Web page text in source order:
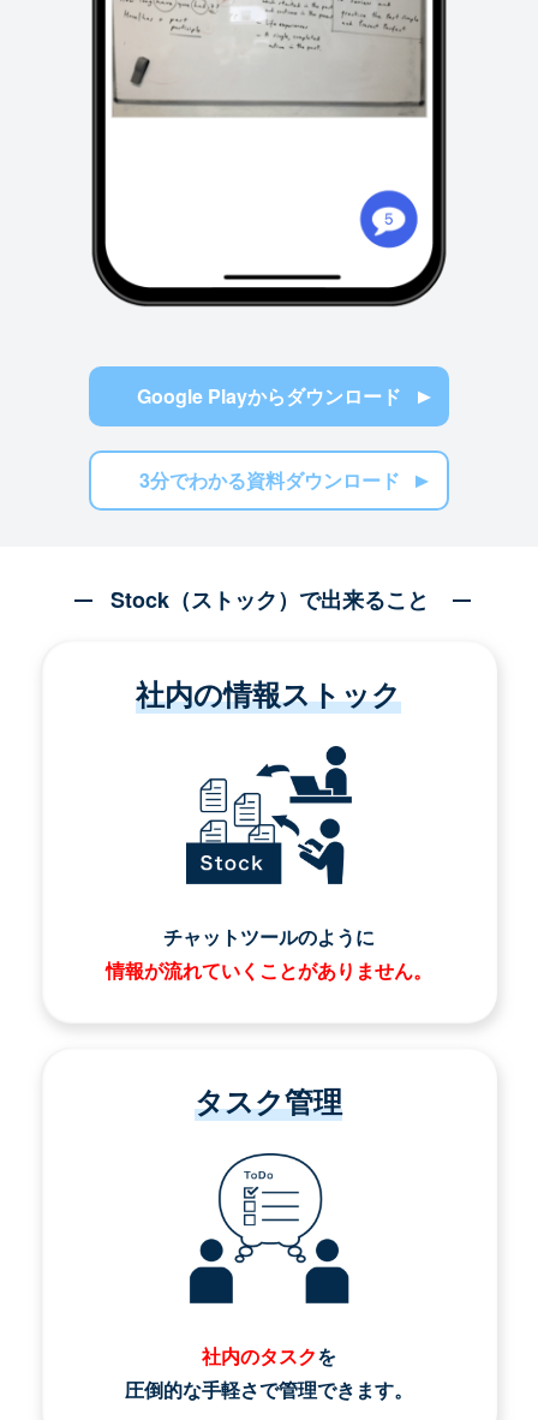
Google Playからダウンロード
3分でわかる資料ダウンロード
Stock（ストック）で出来ること
社内の情報ストック
チャットツールのように
情報が流れていくことがありません。
タスク管理
社内のタスクを
圧倒的な手軽さで管理できます。